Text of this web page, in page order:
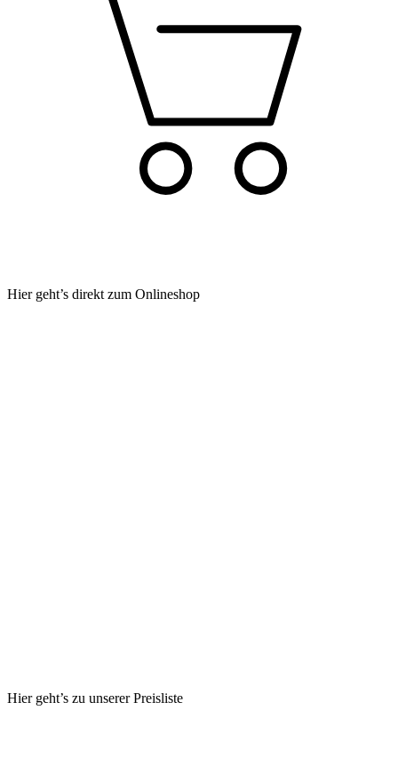
Hier geht’s direkt zum Onlineshop
Hier geht’s zu unserer Preisliste